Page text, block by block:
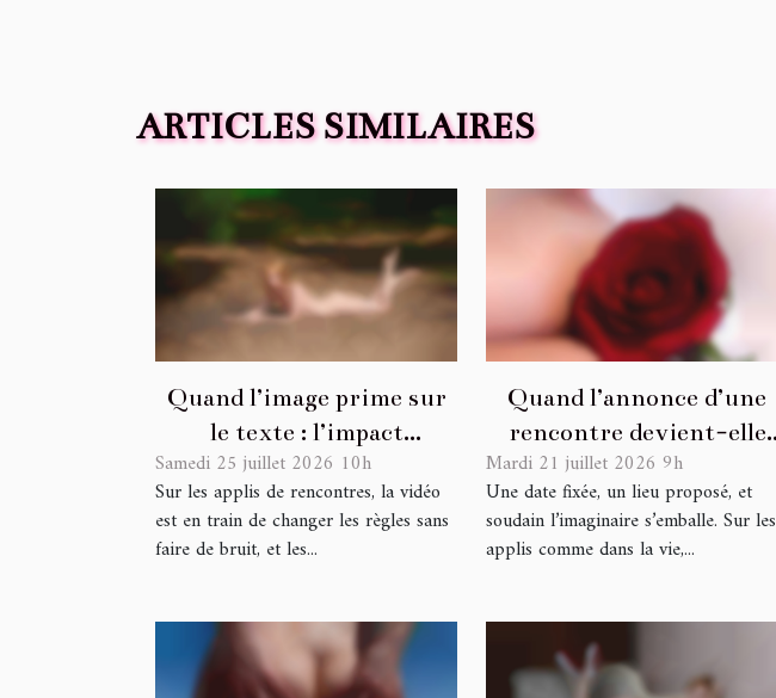
ARTICLES SIMILAIRES
Quand l’image prime sur
le texte : l’impact
inattendu de la vidéo sur
les plateformes de
rencontres
Samedi 25 juillet 2026 10h
Sur les applis de rencontres, la vidéo
est en train de changer les règles sans
faire de bruit, et les...
Quand l’annonce d’une
rencontre devient-elle
une promesse de séduction
?
Mardi 21 juillet 2026 9h
Une date fixée, un lieu proposé, et
soudain l’imaginaire s’emballe. Sur les
applis comme dans la vie,...